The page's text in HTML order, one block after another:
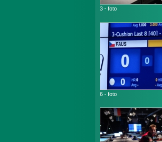
3 - foto
6 - foto